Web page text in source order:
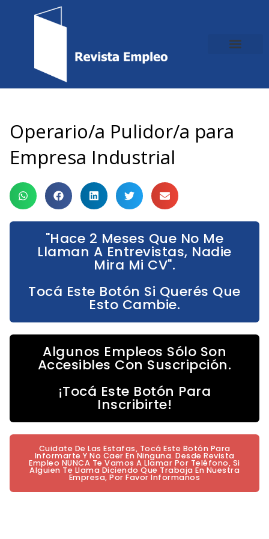
Operario/a Pulidor/a para
Empresa Industrial
"Hace 2 Meses Que No Me
Llaman A Entrevistas, Nadie
Mira Mi CV".
Tocá Este Botón Si Querés Que
Esto Cambie.
Algunos Empleos Sólo Son
Accesibles Con Suscripción.
¡Tocá Este Botón Para
Inscribirte!
Cuidate De Las Estafas, Tocá Este Botón Para
Informarte Y No Caer En Ninguna. Desde Revista
Empleo NUNCA Te Vamos A Llamar Por Teléfono, Si
Alguien Te Llama Diciendo Que Trabaja En Nuestra
Empresa, Por Favor Informanos